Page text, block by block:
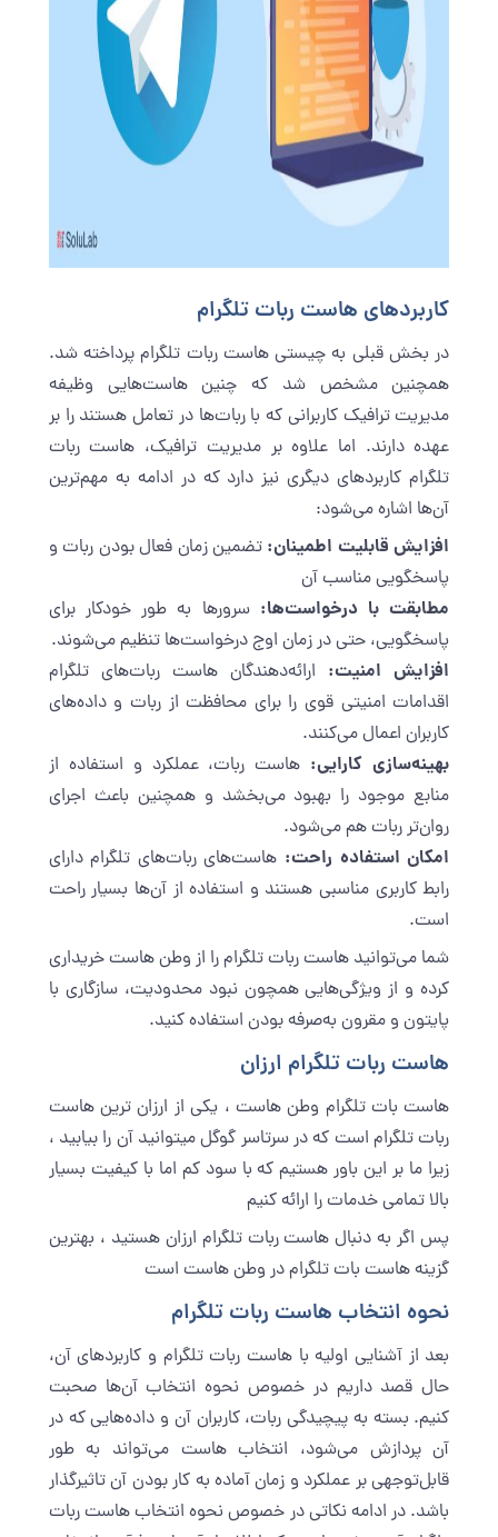
کاربردهای هاست ربات تلگرام
در بخش قبلی به چیستی هاست ربات تلگرام پرداخته شد.
همچنین مشخص شد که چنین هاست‌هایی وظیفه
مدیریت ترافیک کاربرانی که با ربات‌ها در تعامل هستند را بر
عهده دارند. اما علاوه بر مدیریت ترافیک، هاست ربات
تلگرام کاربردهای دیگری نیز دارد که در ادامه به مهم‌ترین
آن‌ها اشاره می‌شود:
افزایش قابلیت اطمینان:تضمین زمان فعال بودن ربات و
پاسخگویی مناسب آن
مطابقت با درخواست‌ها:سرورها به طور خودکار برای
پاسخگویی، حتی در زمان اوج درخواست‌ها تنظیم می‌شوند.
افزایش امنیت: ارائه‌دهندگان هاست ربات‌های تلگرام
اقدامات امنیتی قوی را برای محافظت از ربات و داده‌های
کاربران اعمال می‌کنند.
بهینه‌سازی کارایی: هاست ربات، عملکرد و استفاده از
منابع موجود را بهبود می‌بخشد و همچنین باعث اجرای
روان‌تر ربات هم می‌شود.
امکان استفاده راحت: هاست‌های ربات‌های تلگرام دارای
رابط کاربری مناسبی هستند و استفاده از آن‌ها بسیار راحت
است.
شما می‌توانید هاست ربات تلگرام را از وطن هاست خریداری
کرده و از ویژگی‌هایی همچون نبود محدودیت، سازگاری با
پایتون و مقرون به‌صرفه بودن استفاده کنید.
هاست ربات تلگرام ارزان
هاست بات تلگرام وطن هاست ، یکی از ارزان ترین هاست
ربات تلگرام است که در سرتاسر گوگل میتوانید آن را بیابید ،
زیرا ما بر این باور هستیم که با سود کم اما با کیفیت بسیار
بالا تمامی خدمات را ارائه کنیم
پس اگر به دنبال هاست ربات تلگرام ارزان هستید ، بهترین
گزینه هاست بات تلگرام در وطن هاست است
نحوه انتخاب هاست ربات تلگرام
بعد از آشنایی اولیه با هاست ربات تلگرام و کاربردهای آن،
حال قصد داریم در خصوص نحوه انتخاب آن‌ها صحبت
کنیم. بسته به پیچیدگی ربات، کاربران آن و داده‌هایی که در
آن پردازش می‌شود، انتخاب هاست می‌تواند به طور
قابل‌توجهی بر عملکرد و زمان آماده به کار بودن آن تاثیرگذار
باشد. در ادامه نکاتی در خصوص نحوه انتخاب هاست ربات